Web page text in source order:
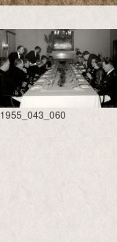
1955_043_060